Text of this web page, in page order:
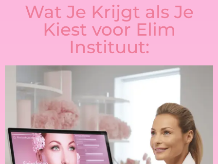
Wat Je Krijgt als Je
Kiest voor Elim
Instituut: